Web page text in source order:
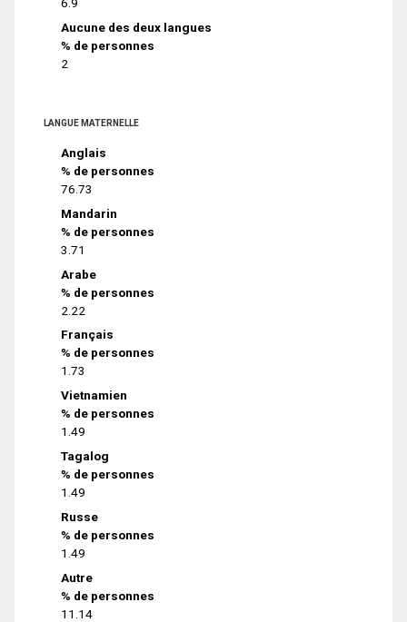
6.9
Aucune des deux langues
% de personnes
2
LANGUE MATERNELLE
Anglais
% de personnes
76.73
Mandarin
% de personnes
3.71
Arabe
% de personnes
2.22
Français
% de personnes
1.73
Vietnamien
% de personnes
1.49
Tagalog
% de personnes
1.49
Russe
% de personnes
1.49
Autre
% de personnes
11.14